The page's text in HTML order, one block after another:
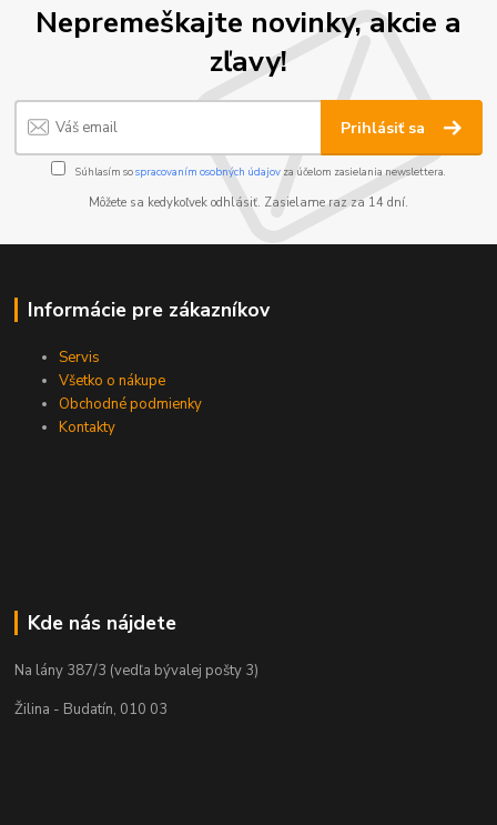
Nepremeškajte novinky, akcie a
zľavy!
Prihlásiť sa
Súhlasím sospracovaním osobných údajov za účelom zasielania newslettera.
Môžete sa kedykoľvek odhlásiť. Zasielame raz za 14 dní.
Informácie pre zákazníkov
Servis
Všetko o nákupe
Obchodné podmienky
Kontakty
Kde nás nájdete
Na lány 387/3 (vedľa bývalej pošty 3)
Žilina - Budatín, 010 03